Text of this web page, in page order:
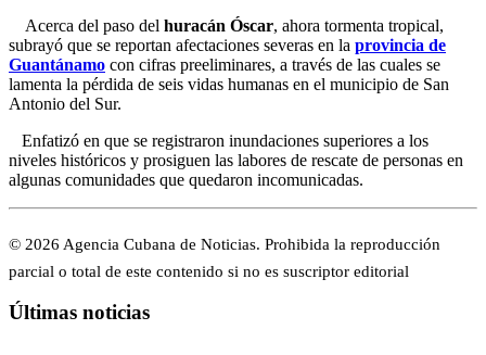
Acerca del paso del huracán Óscar, ahora tormenta tropical,
subrayó que se reportan afectaciones severas en la provincia de
Guantánamo con cifras preeliminares, a través de las cuales se
lamenta la pérdida de seis vidas humanas en el municipio de San
Antonio del Sur.
Enfatizó en que se registraron inundaciones superiores a los
niveles históricos y prosiguen las labores de rescate de personas en
algunas comunidades que quedaron incomunicadas.
© 2026 Agencia Cubana de Noticias. Prohibida la reproducción
parcial o total de este contenido si no es suscriptor editorial
Últimas noticias